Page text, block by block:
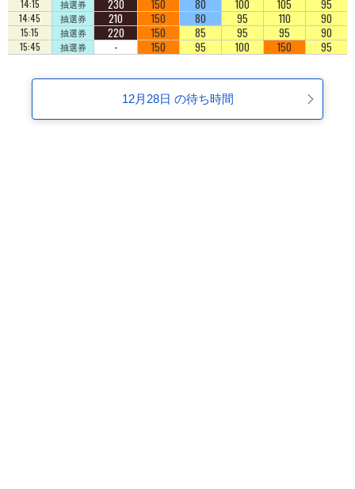
14:15 抽選券 230 150 80 100 105 95
14:45 抽選券 210 150 80 95 110 90
15:15 抽選券 220 150 85 95 95 90
15:45 抽選券 - 150 95 100 150 95
12月28日 の待ち時間